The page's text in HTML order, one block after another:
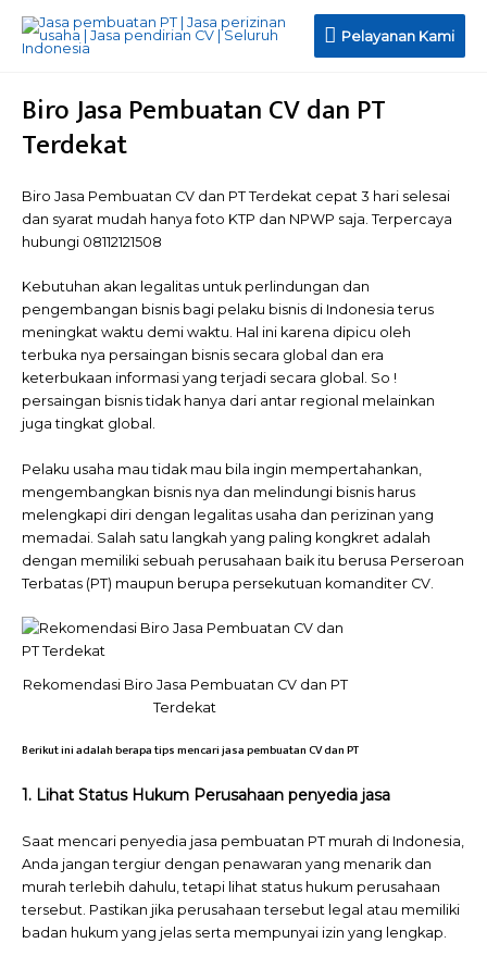
Pelayanan
Pelayanan Kami
Biro Jasa Pembuatan CV dan PT
Terdekat
Biro Jasa Pembuatan CV dan PT Terdekat cepat 3 hari selesai
dan syarat mudah hanya foto KTP dan NPWP saja. Terpercaya
hubungi 08112121508
Kebutuhan akan legalitas untuk perlindungan dan
pengembangan bisnis bagi pelaku bisnis di Indonesia terus
meningkat waktu demi waktu. Hal ini karena dipicu oleh
terbuka nya persaingan bisnis secara global dan era
keterbukaan informasi yang terjadi secara global. So !
persaingan bisnis tidak hanya dari antar regional melainkan
juga tingkat global.
Pelaku usaha mau tidak mau bila ingin mempertahankan,
mengembangkan bisnis nya dan melindungi bisnis harus
melengkapi diri dengan legalitas usaha dan perizinan yang
memadai. Salah satu langkah yang paling kongkret adalah
dengan memiliki sebuah perusahaan baik itu berusa Perseroan
Terbatas (PT) maupun berupa persekutuan komanditer CV.
Rekomendasi Biro Jasa Pembuatan CV dan PT
Terdekat
Berikut ini adalah berapa tips mencari jasa pembuatan CV dan PT
1. Lihat Status Hukum Perusahaan penyedia jasa
Saat mencari penyedia jasa pembuatan PT murah di Indonesia,
Anda jangan tergiur dengan penawaran yang menarik dan
murah terlebih dahulu, tetapi lihat status hukum perusahaan
tersebut. Pastikan jika perusahaan tersebut legal atau memiliki
badan hukum yang jelas serta mempunyai izin yang lengkap.